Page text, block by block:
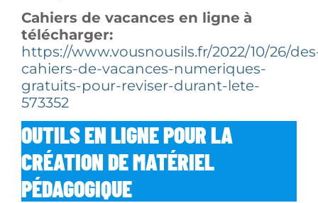
Cahiers de vacances en ligne à
télécharger:
https://www.vousnousils.fr/2022/10/26/
cahiers-de-vacances-numeriques-
gratuits-pour-reviser-durant-lete-
573352
OUTILS EN LIGNE POUR LA
CRÉATION DE MATÉRIEL
PÉDAGOGIQUE